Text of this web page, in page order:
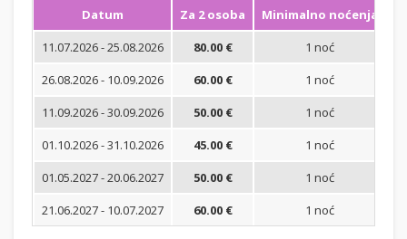
Datum Za 2 osoba
Minimalno noćenja
11.07.2026 - 25.08.2026
80.00 € 1 noć
26.08.2026 - 10.09.2026
60.00 € 1 noć
11.09.2026 - 30.09.2026
50.00 € 1 noć
01.10.2026 - 31.10.2026
45.00 € 1 noć
01.05.2027 - 20.06.2027
50.00 € 1 noć
21.06.2027 - 10.07.2027
60.00 € 1 noć